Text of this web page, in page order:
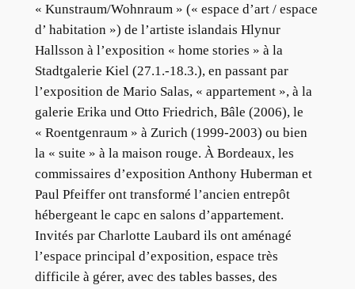
« Kunstraum/Wohnraum » (« espace d’art / espace
d’ habitation ») de l’artiste islandais Hlynur
Hallsson à l’exposition « home stories » à la
Stadtgalerie Kiel (27.1.-18.3.), en passant par
l’exposition de Mario Salas, « appartement », à la
galerie Erika und Otto Friedrich, Bâle (2006), le
« Roentgenraum » à Zurich (1999-2003) ou bien
la « suite » à la maison rouge. À Bordeaux, les
commissaires d’exposition Anthony Huberman et
Paul Pfeiffer ont transformé l’ancien entrepôt
hébergeant le capc en salons d’appartement.
Invités par Charlotte Laubard ils ont aménagé
l’espace principal d’exposition, espace très
difficile à gérer, avec des tables basses, des